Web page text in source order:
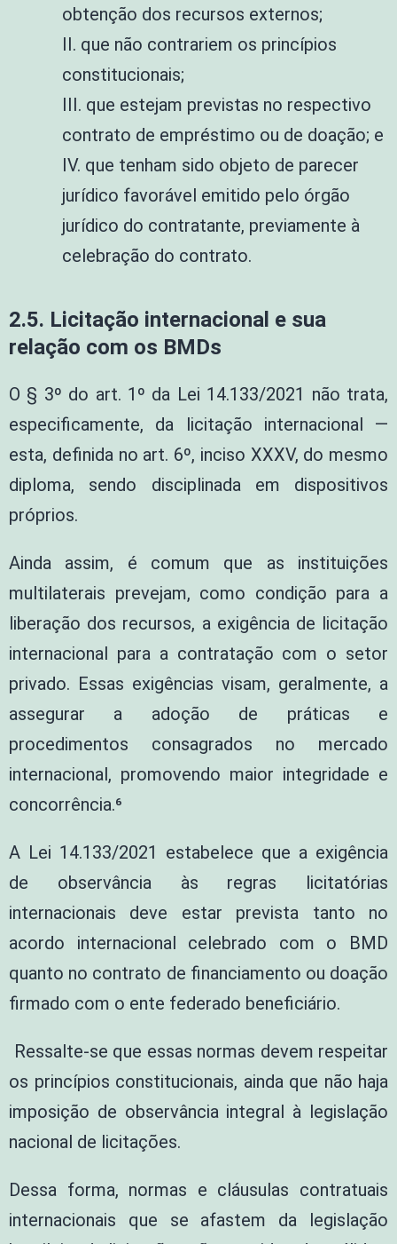
obtenção dos recursos externos;
II. que não contrariem os princípios
constitucionais;
III. que estejam previstas no respectivo
contrato de empréstimo ou de doação; e
IV. que tenham sido objeto de parecer
jurídico favorável emitido pelo órgão
jurídico do contratante, previamente à
celebração do contrato.
2.5. Licitação internacional e sua
relação com os BMDs
O § 3º do art. 1º da Lei 14.133/2021 não trata,
especificamente, da licitação internacional —
esta, definida no art. 6º, inciso XXXV, do mesmo
diploma, sendo disciplinada em dispositivos
próprios.
Ainda assim, é comum que as instituições
multilaterais prevejam, como condição para a
liberação dos recursos, a exigência de licitação
internacional para a contratação com o setor
privado. Essas exigências visam, geralmente, a
assegurar a adoção de práticas e
procedimentos consagrados no mercado
internacional, promovendo maior integridade e
concorrência.⁶
A Lei 14.133/2021 estabelece que a exigência
de observância às regras licitatórias
internacionais deve estar prevista tanto no
acordo internacional celebrado com o BMD
quanto no contrato de financiamento ou doação
firmado com o ente federado beneficiário.
Ressalte-se que essas normas devem respeitar
os princípios constitucionais, ainda que não haja
imposição de observância integral à legislação
nacional de licitações.
Dessa forma, normas e cláusulas contratuais
internacionais que se afastem da legislação